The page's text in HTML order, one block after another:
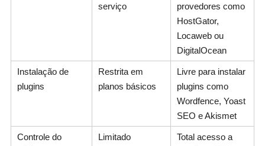
serviço
provedores como
HostGator,
Locaweb ou
DigitalOcean
Instalação de
plugins
Restrita em
planos básicos
Livre para instalar
plugins como
Wordfence, Yoast
SEO e Akismet
Controle do
Limitado
Total acesso a